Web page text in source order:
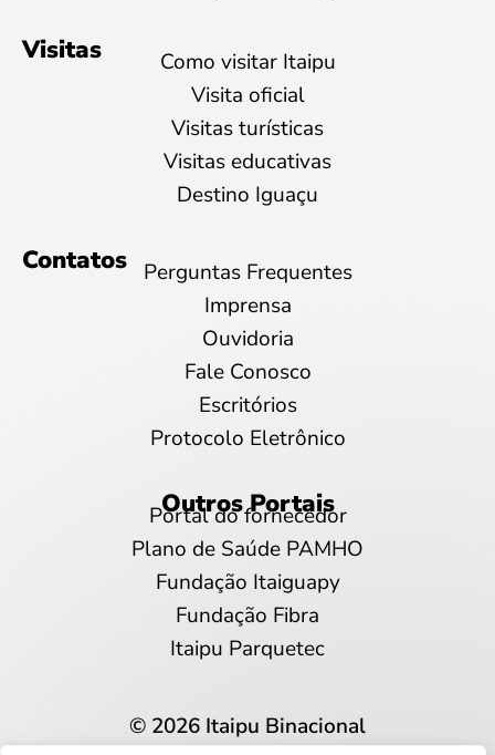
Visitas
Como visitar Itaipu
Visita oficial
Visitas turísticas
Visitas educativas
Destino Iguaçu
Contatos
Perguntas Frequentes
Imprensa
Ouvidoria
Fale Conosco
Escritórios
Protocolo Eletrônico
Outros Portais
Portal do fornecedor
Plano de Saúde PAMHO
Fundação Itaiguapy
Fundação Fibra
Itaipu Parquetec
© 2026 Itaipu Binacional